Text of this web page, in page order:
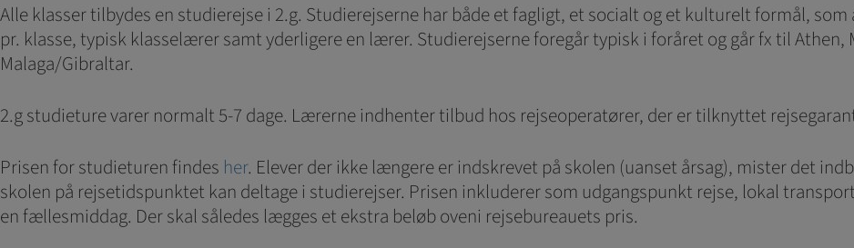
Alle klasser tilbydes en studierejse i 2.g. Studierejserne har både et fagligt, et socialt og et kulturelt formål,
pr. klasse, typisk klasselærer samt yderligere en lærer. Studierejserne foregår typisk i foråret og går fx til Athen,
Malaga/Gibraltar.
2.g studieture varer normalt 5-7 dage. Lærerne indhenter tilbud hos rejseoperatører, der er tilknyttet
Prisen for studieturen findes her. Elever der ikke længere er indskrevet på skolen (uanset årsag), mister det
skolen på rejsetidspunktet kan deltage i studierejser. Prisen inkluderer som udgangspunkt rejse, lokal
en fællesmiddag. Der skal således lægges et ekstra beløb oveni rejsebureauets pris.